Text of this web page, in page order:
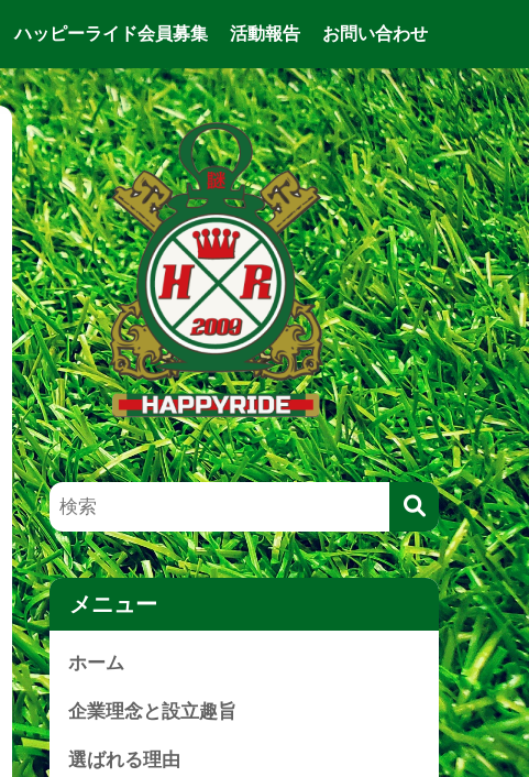
ハッピーライド会員募集 活動報告 お問い合わせ
メニュー
ホーム
企業理念と設立趣旨
選ばれる理由